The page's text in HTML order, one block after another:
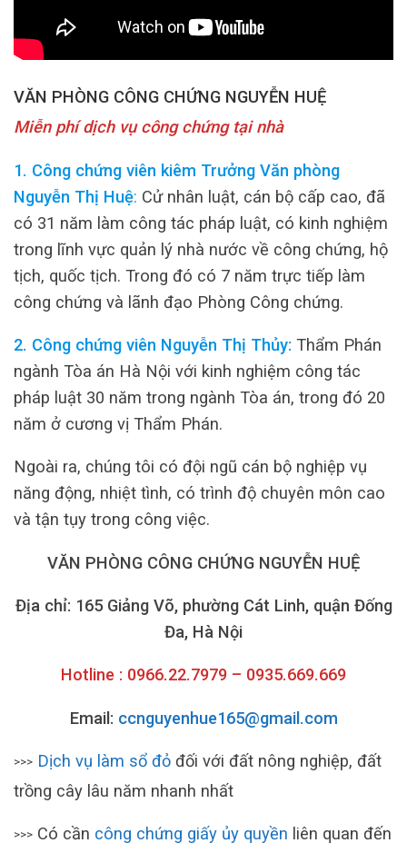
VĂN PHÒNG CÔNG CHỨNG NGUYỄN HUỆ
Miễn phí dịch vụ công chứng tại nhà
1. Công chứng viên kiêm Trưởng Văn phòng
Nguyễn Thị Huệ: Cử nhân luật, cán bộ cấp cao, đã
có 31 năm làm công tác pháp luật, có kinh nghiệm
trong lĩnh vực quản lý nhà nước về công chứng, hộ
tịch, quốc tịch. Trong đó có 7 năm trực tiếp làm
công chứng và lãnh đạo Phòng Công chứng.
2. Công chứng viên Nguyễn Thị Thủy: Thẩm Phán
ngành Tòa án Hà Nội với kinh nghiệm công tác
pháp luật 30 năm trong ngành Tòa án, trong đó 20
năm ở cương vị Thẩm Phán.
Ngoài ra, chúng tôi có đội ngũ cán bộ nghiệp vụ
năng động, nhiệt tình, có trình độ chuyên môn cao
và tận tụy trong công việc.
VĂN PHÒNG CÔNG CHỨNG NGUYỄN HUỆ
Địa chỉ: 165 Giảng Võ, phường Cát Linh, quận Đống
Đa, Hà Nội
Hotline : 0966.22.7979 – 0935.669.669
Email: ccnguyenhue165@gmail.com
>>> Dịch vụ làm sổ đỏ đối với đất nông nghiệp, đất
trồng cây lâu năm nhanh nhất
>>> Có cần công chứng giấy ủy quyền liên quan đến